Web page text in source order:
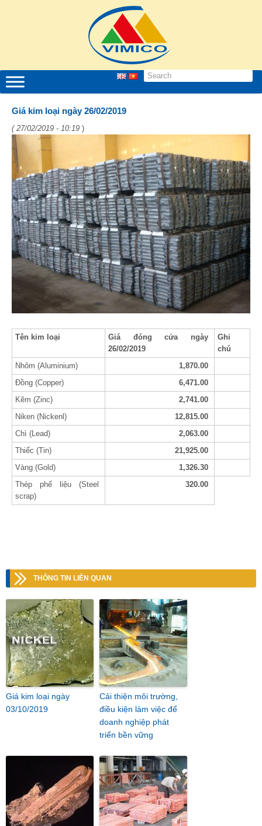
Giá kim loại ngày 26/02/2019
( 27/02/2019 - 10:19 )
Tên kim loại
Giá đóng cửa ngày
26/02/2019
Ghi
chú
Nhôm (Aluminium)
1,870.00
Đồng (Copper)
6,471.00
Kẽm (Zinc)
2,741.00
Niken (Nickenl)
12,815.00
Chì (Lead)
2,063.00
Thiếc (Tin)
21,925.00
Vàng (Gold)
1,326.30
Thép phế liệu (Steel
scrap)
320.00
THÔNG TIN LIÊN QUAN
Giá kim loại ngày
03/10/2019
Cải thiện môi trường,
điều kiện làm việc để
doanh nghiệp phát
triển bền vững